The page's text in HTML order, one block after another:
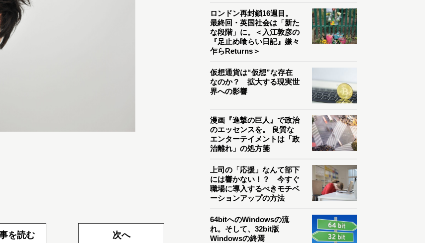
を読む 次へ
ロンドン再封鎖16週目。
最終回・英国社会は「新た
な段階」に。＜入江敦彦の
『足止め喰らい日記』嫌々
乍らReturns＞
仮想通貨は“仮想”な存在
なのか？ 拡大する現実世
界への影響
漫画『進撃の巨人』で政治
のエッセンスを。 良質な
エンターテイメントは「政
治離れ」の処方箋
上司の「応援」なんて部下
には響かない！？ 今すぐ
職場に導入するべきモチベ
ーションアップの方法
64bitへのWindowsの流
れ。そして、32bit版
Windowsの終焉